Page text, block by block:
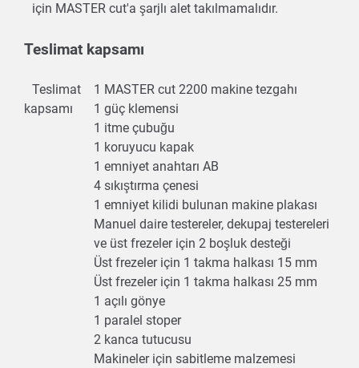
için MASTER cut'a şarjlı alet takılmamalıdır.
Teslimat kapsamı
Teslimat
kapsamı
1 MASTER cut 2200 makine tezgahı
1 güç klemensi
1 itme çubuğu
1 koruyucu kapak
1 emniyet anahtarı AB
4 sıkıştırma çenesi
1 emniyet kilidi bulunan makine plakası
Manuel daire testereler, dekupaj testereleri
ve üst frezeler için 2 boşluk desteği
Üst frezeler için 1 takma halkası 15 mm
Üst frezeler için 1 takma halkası 25 mm
1 açılı gönye
1 paralel stoper
2 kanca tutucusu
Makineler için sabitleme malzemesi